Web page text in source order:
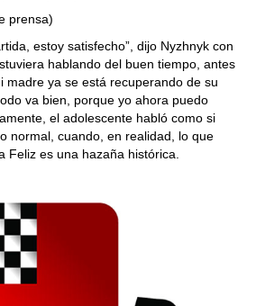
prensa)
estoy satisfecho”, dijo Nyzhnyk con
hablando del buen tiempo, antes
madre ya se está recuperando de su
va bien, porque yo ahora puedo
el adolescente habló como si
normal, cuando, en realidad, lo que
Feliz es una hazaña histórica.